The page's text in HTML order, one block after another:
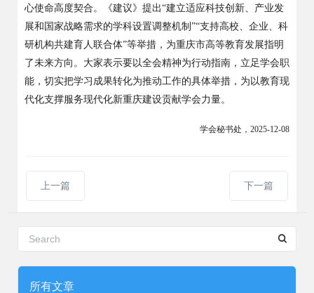
心使命高度契合。《建议》提出“建立适应科技创新、产业发
展和国家战略需求的学科设置调整机制”“支持高校、企业、科
研机构共建育人联合体”等举措，为重庆市高等教育发展指明
了未来方向。大家表示要以全会精神为行动指南，立足学会职
能，切实把学习成果转化为推动工作的具体举措，为以教育现
代化支撑服务现代化新重庆建设贡献学会力量。
学会秘书处， 2025-12-08
上一篇 下一篇
所有文章